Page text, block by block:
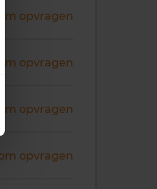
opvragen
opvragen
opvragen
opvragen